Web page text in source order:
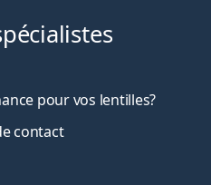
pour vos lentilles?
contact